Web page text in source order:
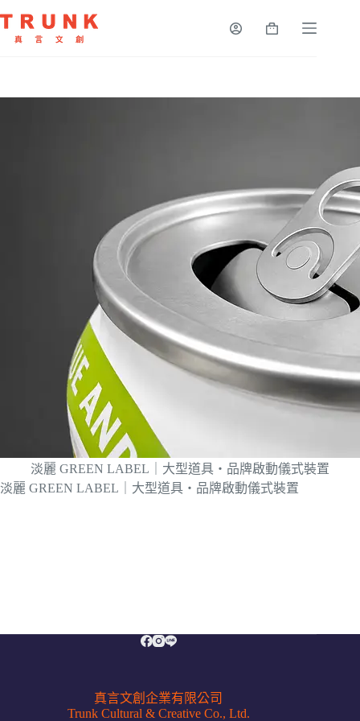
淡麗 GREEN LABEL｜大型道具・品牌啟動儀式裝置
淡麗 GREEN LABEL｜大型道具・品牌啟動儀式裝置
真言文創企業有限公司
Trunk Cultural & Creative Co., Ltd.